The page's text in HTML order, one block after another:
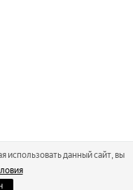
использовать данный сайт, вы